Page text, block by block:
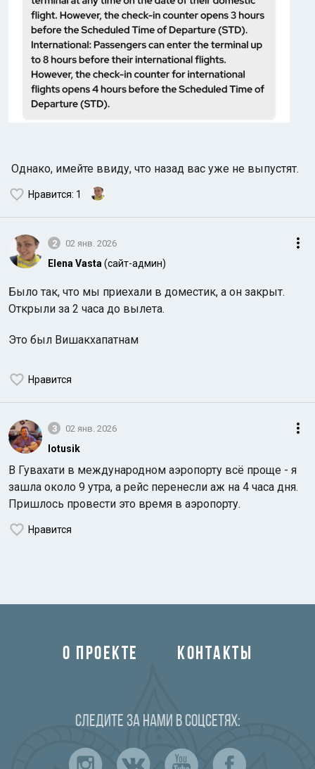
Однако, имейте ввиду, что назад вас уже не выпустят.
Нравится: 1
2 02 янв. 2026
Elena Vasta (сайт-админ)
Было так, что мы приехали в доместик, а он закрыт.
Открыли за 2 часа до вылета.
Это был Вишакхапатнам
Нравится
3 02 янв. 2026
lotusik
В Гувахати в международном аэропорту всё проще - я
зашла около 9 утра, а рейс перенесли аж на 4 часа дня.
Пришлось провести это время в аэропорту.
Нравится
О ПРОЕКТЕ КОНТАКТЫ
Следите за нами в соцсетях: